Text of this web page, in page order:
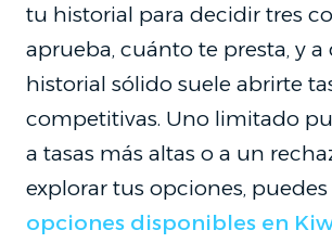
tu historial para decidir tres
aprueba, cuánto te presta, y a
historial sólido suele abrirte
competitivas. Uno limitado
a tasas más altas o a un
explorar tus opciones, puedes
opciones disponibles en